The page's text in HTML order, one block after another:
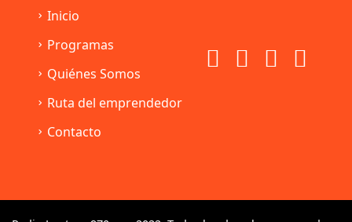
Inicio
Programas
Quiénes Somos
Ruta del emprendedor
Contacto